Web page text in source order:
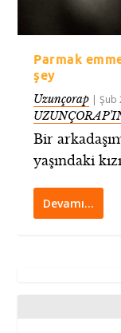
Parmak
şey
Uzunçorap |Şub
Bir
yaşındaki
Devamı…